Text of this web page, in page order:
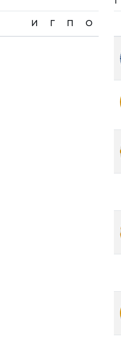
И Г П О